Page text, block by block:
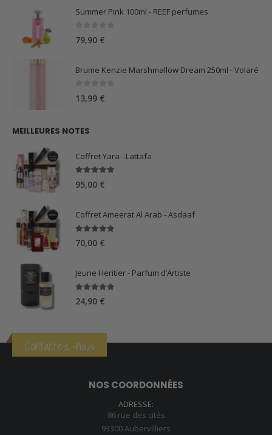
Summer Pink 100ml - REEF perfumes
79,90 €
Brume Kenzie Marshmallow Dream 250ml - Volaré
13,99 €
MEILLEURES NOTES
Coffret Yara - Lattafa
95,00 €
Coffret Ameerat Al Arab - Asdaaf
70,00 €
Jeune Heritier - Parfum d’Artiste
24,90 €
Contactez-nous
NOS COORDONNÉES
ADRESSE:
86 rue des cités
93300 Aubervilliers